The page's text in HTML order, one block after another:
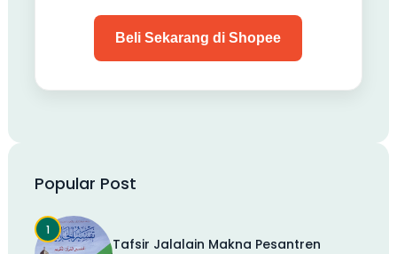
Beli Sekarang di Shopee
Popular Post
Tafsir Jalalain Makna Pesantren